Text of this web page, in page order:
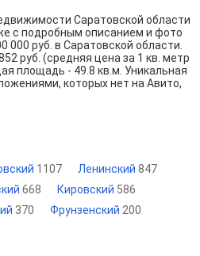
Саратовской области
с подробным описанием и фото
000 руб. в Саратовской области.
руб. (средняя цена за 1 кв. метр
площадь - 49.8 кв.м. Уникальная
которых нет на Авито,
1107 Ленинский 847
668 Кировский 586
370 Фрунзенский 200